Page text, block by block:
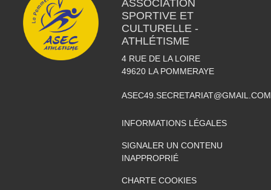
ASSOCIATION
SPORTIVE ET
CULTURELLE -
ATHLÉTISME
4 RUE DE LA LOIRE
49620 LA POMMERAYE
ASEC49.SECRETARIAT@GMAIL.COM
INFORMATIONS LÉGALES
SIGNALER UN CONTENU
INAPPROPRIÉ
CHARTE COOKIES